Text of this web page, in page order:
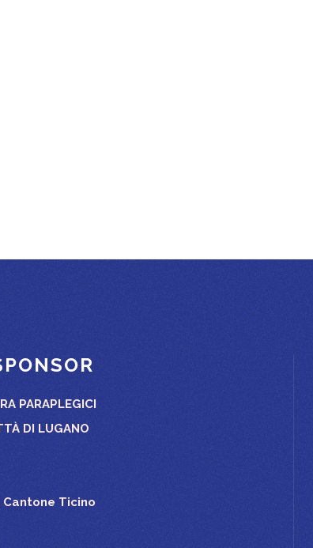
PARAPLEGICI
DI LUGANO
Ticino